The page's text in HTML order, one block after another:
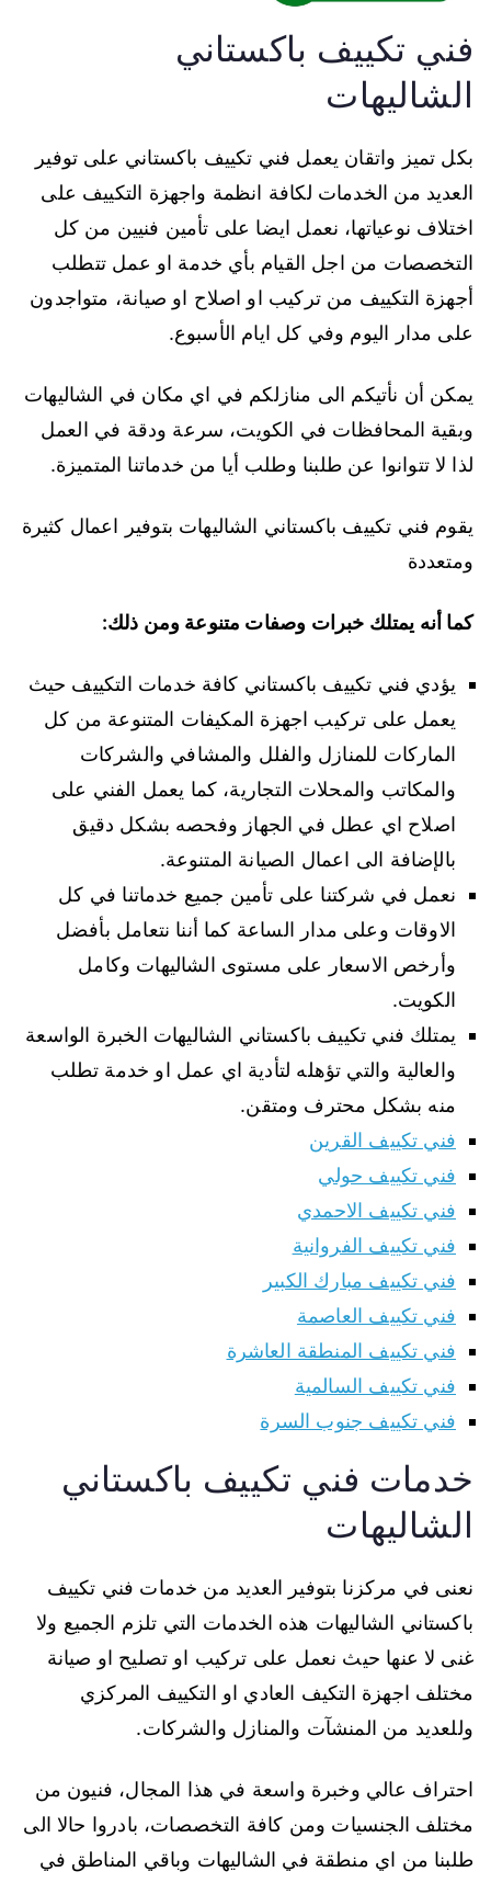
فني تكييف باكستاني
الشاليهات
بكل تميز واتقان يعمل فني تكييف باكستاني على توفير
العديد من الخدمات لكافة انظمة واجهزة التكييف على
اختلاف نوعياتها، نعمل ايضا على تأمين فنيين من كل
التخصصات من اجل القيام بأي خدمة او عمل تتطلب
أجهزة التكييف من تركيب او اصلاح او صيانة، متواجدون
على مدار اليوم وفي كل ايام الأسبوع.
يمكن أن نأتيكم الى منازلكم في اي مكان في الشاليهات
وبقية المحافظات في الكويت، سرعة ودقة في العمل
لذا لا تتوانوا عن طلبنا وطلب أيا من خدماتنا المتميزة.
يقوم فني تكييف باكستاني الشاليهات بتوفير اعمال كثيرة
ومتعددة
كما أنه يمتلك خبرات وصفات متنوعة ومن ذلك:
يؤدي فني تكييف باكستاني كافة خدمات التكييف حيث
يعمل على تركيب اجهزة المكيفات المتنوعة من كل
الماركات للمنازل والفلل والمشافي والشركات
والمكاتب والمحلات التجارية، كما يعمل الفني على
اصلاح اي عطل في الجهاز وفحصه بشكل دقيق
بالإضافة الى اعمال الصيانة المتنوعة.
نعمل في شركتنا على تأمين جميع خدماتنا في كل
الاوقات وعلى مدار الساعة كما أننا نتعامل بأفضل
وأرخص الاسعار على مستوى الشاليهات وكامل
الكويت.
يمتلك فني تكييف باكستاني الشاليهات الخبرة الواسعة
والعالية والتي تؤهله لتأدية اي عمل او خدمة تطلب
منه بشكل محترف ومتقن.
فني تكييف القرين
فني تكييف حولي
فني تكييف الاحمدي
فني تكييف الفروانية
فني تكييف مبارك الكبير
فني تكييف العاصمة
فني تكييف المنطقة العاشرة
فني تكييف السالمية
فني تكييف جنوب السرة
خدمات فني تكييف باكستاني
الشاليهات
نعنى في مركزنا بتوفير العديد من خدمات فني تكييف
باكستاني الشاليهات هذه الخدمات التي تلزم الجميع ولا
غنى لا عنها حيث نعمل على تركيب او تصليح او صيانة
مختلف اجهزة التكيف العادي او التكييف المركزي
وللعديد من المنشآت والمنازل والشركات.
احتراف عالي وخبرة واسعة في هذا المجال، فنيون من
مختلف الجنسيات ومن كافة التخصصات، بادروا حالا الى
طلبنا من اي منطقة في الشاليهات وباقي المناطق في